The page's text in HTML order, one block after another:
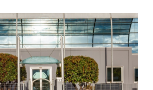
Tech: infissi Schüco
e personalizzati